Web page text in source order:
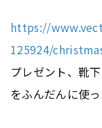
https://
125924/
プレゼント、靴
をふんだんに使っ